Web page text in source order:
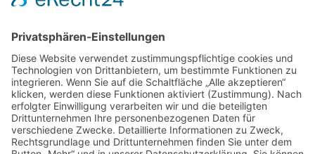
Anfrage
Presse
Partner: Der DGuSV
als Gutachter eintragen
Infos für Suchende